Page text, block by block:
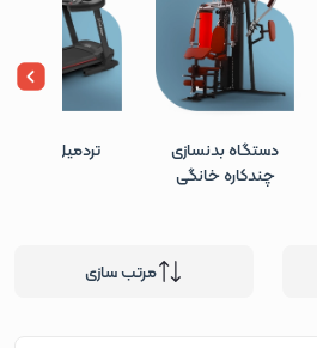
دستگاه بدنسازی
چندکاره خانگی
تردمیل خانگی
مرتب سازی